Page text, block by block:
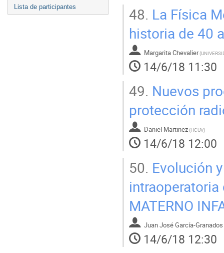
Lista de participantes
48. La Física
historia de 40
Margarita Chevalier(
14/6/18 11:30
49. Nuevos
protección
Daniel Martinez(HCUV)
14/6/18 12:00
50. Evolución
intraoperatoria
MATERNO
Juan José García-
14/6/18 12:30